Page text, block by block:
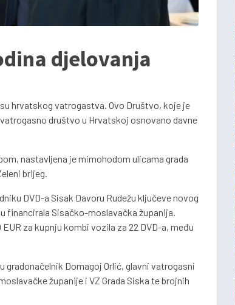
djelovanja
hrvatskog vatrogastva. Ovo Društvo, koje je
društvo u Hrvatskoj osnovano davne
nastavljena je mimohodom ulicama grada
brijeg.
DVD-a Sisak Davoru Rudežu ključeve novog
financirala Sisačko-moslavačka županija.
za kupnju kombi vozila za 22 DVD-a, među
gradonačelnik Domagoj Orlić, glavni vatrogasni
županije i VZ Grada Siska te brojnih